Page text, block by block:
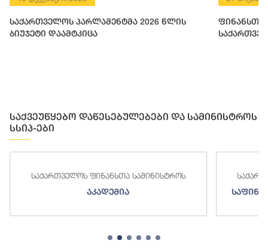
საქართველოს პარლამენტმა 2026 წლის
ბიუჯეტი დაამტკიცა
ფინანსთა
საქვეუწყებო დაწესებულებები და სამინისტროს
სსიპ-ები
საქართველოს ფინანსთა სამინისტროს
აკადემია